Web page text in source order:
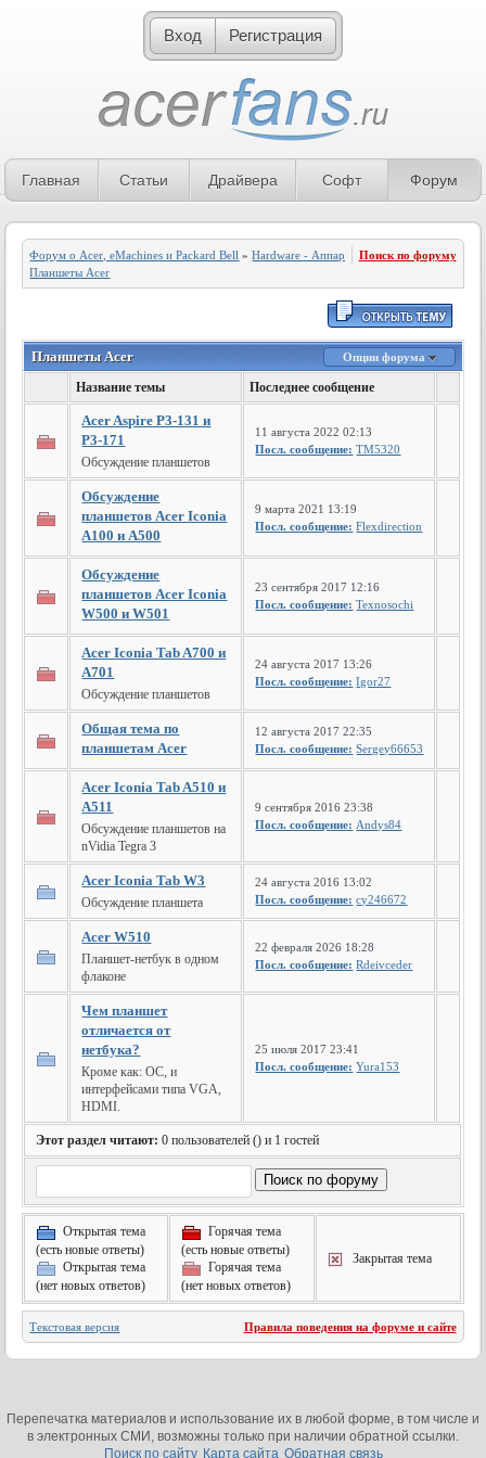
Вход Регистрация
Главная Статьи Драйвера Софт Форум
Форум о Acer, eMachines и Packard Bell »Hardware - Аппаратное обеспечение»
Планшеты Acer
Поиск по форуму
Планшеты Acer Опции форума
Название темы Последнее сообщение
Acer Aspire P3-131 и
P3-171
Обсуждение планшетов
11 августа 2022 02:13
Посл. сообщение: TM5320
Обсуждение
планшетов Acer Iconia
A100 и A500
9 марта 2021 13:19
Посл. сообщение: Flexdirection
Обсуждение
планшетов Acer Iconia
W500 и W501
23 сентября 2017 12:16
Посл. сообщение: Texnosochi
Acer Iconia Tab A700 и
A701
Обсуждение планшетов
24 августа 2017 13:26
Посл. сообщение: Igor27
Общая тема по
планшетам Acer
12 августа 2017 22:35
Посл. сообщение: Sergey66653
Acer Iconia Tab A510 и
A511
Обсуждение планшетов на
nVidia Tegra 3
9 сентября 2016 23:38
Посл. сообщение: Andys84
Acer Iconia Tab W3
Обсуждение планшета
24 августа 2016 13:02
Посл. сообщение: cy246672
Acer W510
Планшет-нетбук в одном
флаконе
22 февраля 2026 18:28
Посл. сообщение: Rdeivceder
Чем планшет
отличается от
нетбука?
Кроме как: ОС, и
интерфейсами типа VGA,
HDMI.
25 июля 2017 23:41
Посл. сообщение: Yura153
Этот раздел читают: 0 пользователей () и 1 гостей
Открытая тема
(есть новые ответы)
Открытая тема
(нет новых ответов)
Горячая тема
(есть новые ответы)
Горячая тема
(нет новых ответов)
Закрытая тема
Текстовая версия Правила поведения на форуме и сайте
Перепечатка материалов и использование их в любой форме, в том числе и
в электронных СМИ, возможны только при наличии обратной ссылки.
Поиск по сайту Карта сайта Обратная связь